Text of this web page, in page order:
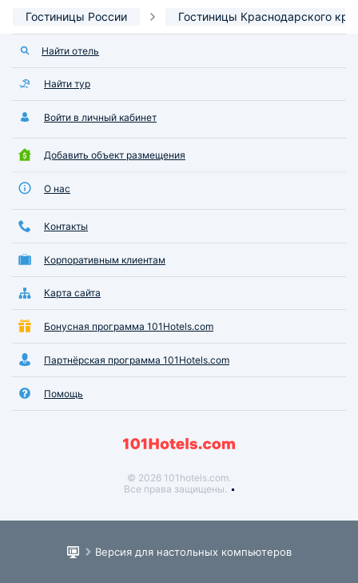
Гостиницы России Гостиницы Краснодарского
Найти отель
Найти тур
Войти в личный кабинет
Добавить объект размещения
О нас
Контакты
Корпоративным клиентам
Карта сайта
Бонусная программа 101Hotels.com
Партнёрская программа 101Hotels.com
Помощь
© 2026 101hotels.com.
Все права защищены.
Версия для настольных компьютеров